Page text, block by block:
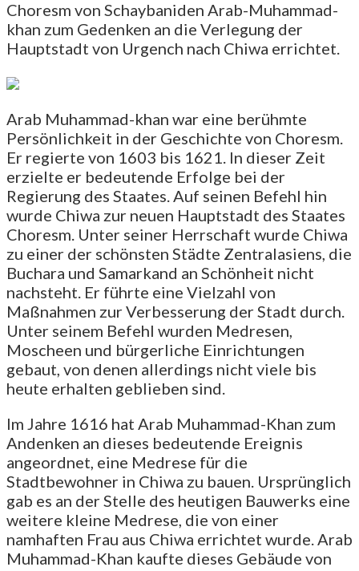
Choresm von Schaybaniden Arab-Muhammad-
khan zum Gedenken an die Verlegung der
Hauptstadt von Urgench nach Chiwa errichtet.
Arab Muhammad-khan war eine berühmte
Persönlichkeit in der Geschichte von Choresm.
Er regierte von 1603 bis 1621. In dieser Zeit
erzielte er bedeutende Erfolge bei der
Regierung des Staates. Auf seinen Befehl hin
wurde Chiwa zur neuen Hauptstadt des Staates
Choresm. Unter seiner Herrschaft wurde Chiwa
zu einer der schönsten Städte Zentralasiens, die
Buchara und Samarkand an Schönheit nicht
nachsteht. Er führte eine Vielzahl von
Maßnahmen zur Verbesserung der Stadt durch.
Unter seinem Befehl wurden Medresen,
Moscheen und bürgerliche Einrichtungen
gebaut, von denen allerdings nicht viele bis
heute erhalten geblieben sind.
Im Jahre 1616 hat Arab Muhammad-Khan zum
Andenken an dieses bedeutende Ereignis
angeordnet, eine Medrese für die
Stadtbewohner in Chiwa zu bauen. Ursprünglich
gab es an der Stelle des heutigen Bauwerks eine
weitere kleine Medrese, die von einer
namhaften Frau aus Chiwa errichtet wurde. Arab
Muhammad-Khan kaufte dieses Gebäude von